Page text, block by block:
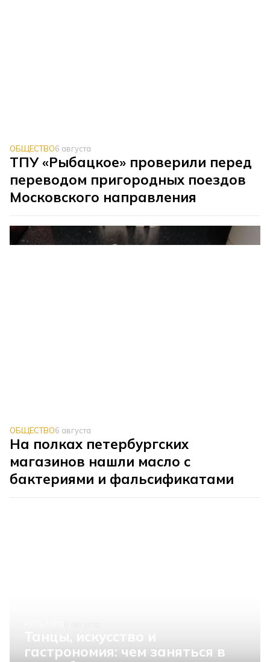
ОБЩЕСТВО6 августа
ТПУ «Рыбацкое» проверили перед
переводом пригородных поездов
Московского направления
ОБЩЕСТВО6 августа
На полках петербургских
магазинов нашли масло с
бактериями и фальсификатами
гастрономия: чем заняться в